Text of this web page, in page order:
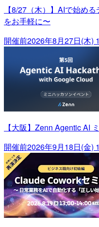
【8/27（木）】AIで始め
をお手軽に〜
開催前2026年8月27日(木)
【大阪】Zenn Agentic AI
開催前2026年9月18日(金)